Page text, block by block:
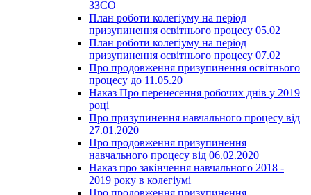
ЗЗСО
План роботи колегіуму на період
призупинення освітнього процесу 05.02
План роботи колегіуму на період
призупинення освітнього процесу 07.02
Про продовження призупинення освітнього
процесу до 11.05.20
Наказ Про перенесення робочих днів у 2019
році
Про призупинення навчального процесу від
27.01.2020
Про продовження призупинення
навчального процесу від 06.02.2020
Наказ про закінчення навчального 2018 -
2019 року в колегіумі
Про продовження призупинення